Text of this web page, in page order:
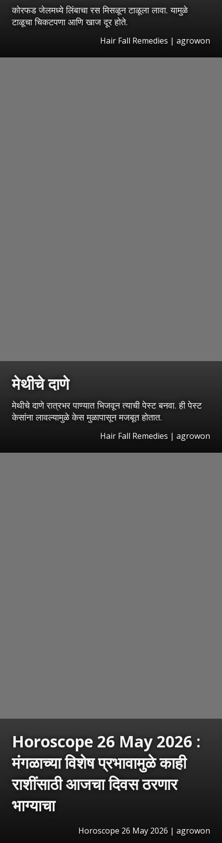
कोरफड जेलमध्ये लिंबाचा रस मिसळून टाळूला लावा. यामुळे
टाळूचा चिकटपणा आणि खाज दूर होते.
Hair Fall Remedies | agrowon
मेथीचे दाणे
मेथीचे दाणे रात्रभर पाण्यात भिजवून त्याची पेस्ट बनवा. ही पेस्ट
केसांना लावल्यामुळे केस मुळापासून मजबूत होतात.
Hair Fall Remedies | agrowon
Horoscope 26 May 2026 :
मंगळाच्या विशेष प्रभावामुळे काही
राशींसाठी आजचा दिवस ठरणार
भाग्याचा
Horoscope 26 May 2026 | agrowon